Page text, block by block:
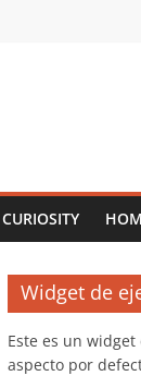
CURIOSITY
Widget de
Este es un
aspecto por